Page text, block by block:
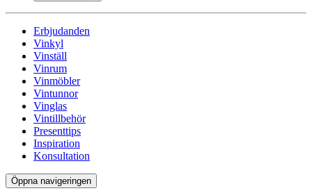
Erbjudanden
Vinkyl
Vinställ
Vinrum
Vinmöbler
Vintunnor
Vinglas
Vintillbehör
Presenttips
Inspiration
Konsultation
Öppna navigeringen